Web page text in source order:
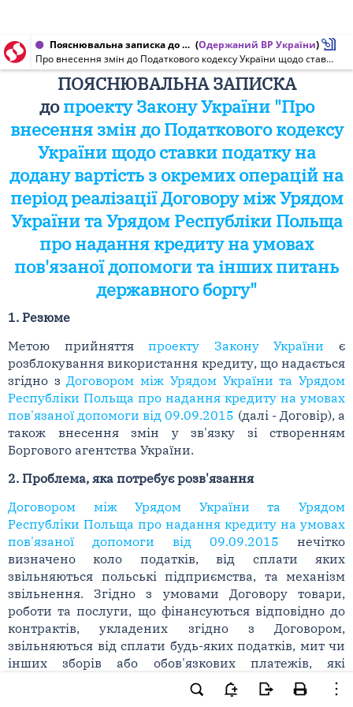
Пояснювальна записка до проекту Закону України від 28.08.2020 № 3039а (Одержаний ВР України)
Про внесення змін до Податкового кодексу України щодо ставки податку на додану вартість з окремих операцій на період реалізації Договору між Урядом України та Урядом Республіки Польща про надання кредиту на умовах пов'язаної допомоги та інших питань державного боргу